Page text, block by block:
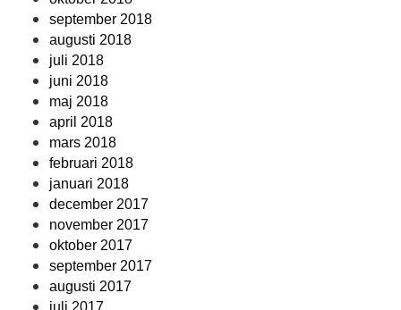
september 2018
augusti 2018
juli 2018
juni 2018
maj 2018
april 2018
mars 2018
februari 2018
januari 2018
december 2017
november 2017
oktober 2017
september 2017
augusti 2017